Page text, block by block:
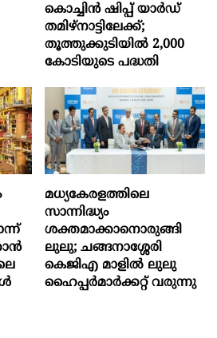
കൊച്ചിന്‍ ഷിപ്പ് യാർഡ്
തമിഴ്നാട്ടിലേക്ക്;
തൂത്തുക്കുടിയിൽ 2,000
കോടിയുടെ പദ്ധതി
മധ്യകേരളത്തിലെ
സാന്നിദ്ധ്യം
ശക്തമാക്കാനൊരുങ്ങി
ലുലു; ചങ്ങനാശ്ശേരി
കെജിഎ മാളിൽ ലുലു
ഹൈപ്പർമാർക്കറ്റ് വരുന്നു